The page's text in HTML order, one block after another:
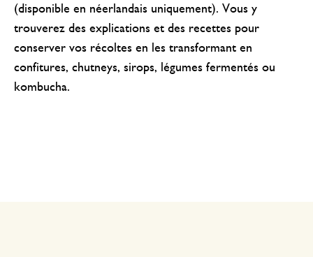
(disponible en néerlandais uniquement). Vous y
trouverez des explications et des recettes pour
conserver vos récoltes en les transformant en
confitures, chutneys, sirops, légumes fermentés ou
kombucha.